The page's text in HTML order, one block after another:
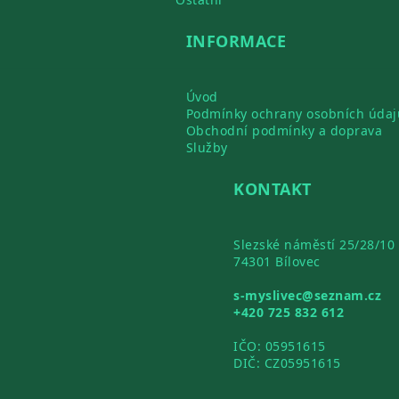
INFORMACE
Úvod
Podmínky ochrany osobních
Obchodní podmínky a doprava
Služby
KONTAKT
Slezské náměstí 25/28/10
74301 Bílovec
s-myslivec@seznam.cz
+420 725 832 612
IČO: 05951615
DIČ: CZ05951615